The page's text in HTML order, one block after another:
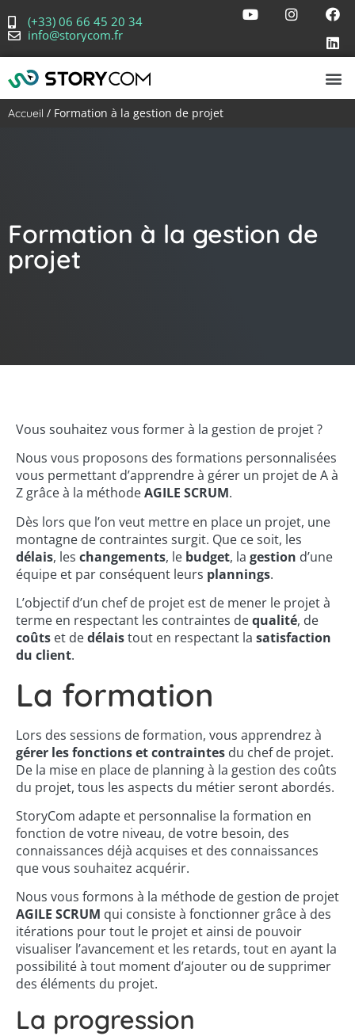
(+33) 06 66 45 20 34
info@storycom.fr
Accueil / Formation à la gestion de projet
Formation à la gestion de
projet
Vous souhaitez vous former à la gestion de projet ?
Nous vous proposons des formations personnalisées
vous permettant d’apprendre à gérer un projet de A à
Z grâce à la méthodeAGILE SCRUM.
Dès lors que l’on veut mettre en place un projet, une
montagne de contraintes surgit. Que ce soit, les
délais, les changements, le budget, la gestion d’une
équipe et par conséquent leurs plannings.
L’objectif d’un chef de projet est de mener le projet à
terme en respectant les contraintes dequalité, de
coûts et dedélaistout en respectant la satisfaction
du client.
La formation
Lors des sessions de formation, vous apprendrez à
gérer les fonctions et contraintes du chef de projet.
De la mise en place de planning à la gestion des coûts
du projet, tous les aspects du métier seront abordés.
StoryCom adapte et personnalise la formation en
fonction de votre niveau, de votre besoin, des
connaissances déjà acquises et des connaissances
que vous souhaitez acquérir.
Nous vous formons à la méthode de gestion de projet
AGILE SCRUM qui consiste à fonctionner grâce à des
itérations pour tout le projet et ainsi de pouvoir
visualiser l’avancement et les retards, tout en ayant la
possibilité à tout moment d’ajouter ou de supprimer
des éléments du projet.
La progression